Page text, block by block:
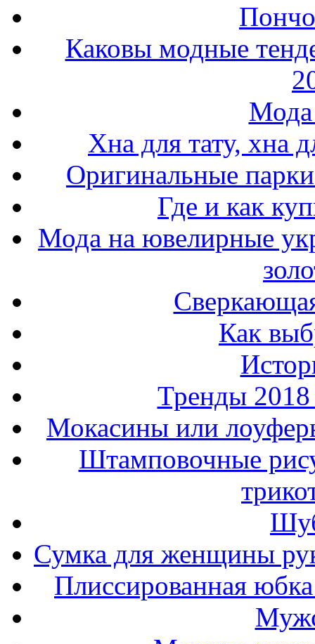
Каковы модные
Мода
Хна для тату, хна
Оригинальные
Где и как
Мода на ювелирные
Как
Тренды
Мокасины или
Штамповочные
Сумка для женщины
Плиссированная